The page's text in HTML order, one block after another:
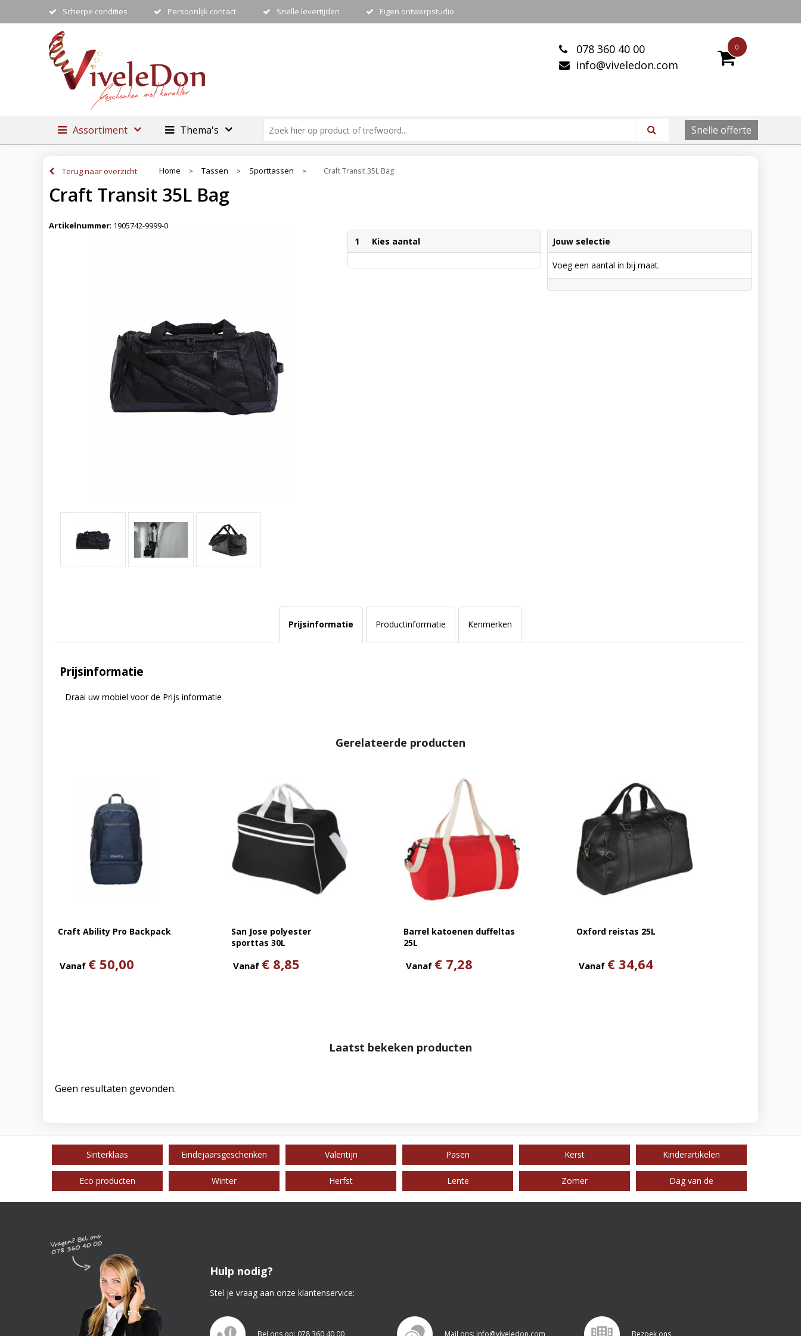
Scherpe condities Persoonlijk contact Snelle levertijden Eigen ontwerpstudio
0
078 360 40 00
info@viveledon.com
Assortiment Thema's Snelle offerte
Terug naar overzicht Home > Tassen > Sporttassen > Craft Transit 35L Bag
Craft Transit 35L Bag
Artikelnummer: 1905742-9999-0
1 Kies aantal Jouw selectie
Voeg een aantal in bij maat.
Prijsinformatie Productinformatie Kenmerken
Prijsinformatie
Draai uw mobiel voor de Prijs informatie
Gerelateerde producten
Craft Ability Pro Backpack
Vanaf € 50,00
San Jose polyester
sporttas 30L
Vanaf € 8,85
Barrel katoenen duffeltas
25L
Vanaf € 7,28
Oxford reistas 25L
Vanaf € 34,64
Laatst bekeken producten
Geen resultaten gevonden.
Sinterklaas Eindejaarsgeschenken Valentijn Pasen Kerst Kinderartikelen
Eco producten Winter Herfst Lente Zomer Dag van de
Hulp nodig?
Stel je vraag aan onze klantenservice: